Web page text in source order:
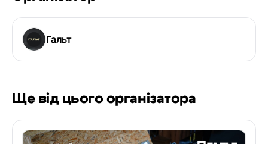
Гальт
Ще від цього організатора